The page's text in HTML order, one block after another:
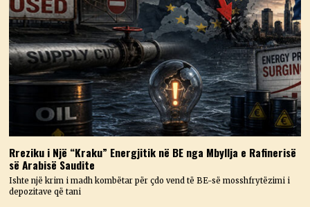
Rreziku i Një “Kraku” Energjitik në BE nga Mbyllja e Rafinerisë
së Arabisë Saudite
Ishte një krim i madh kombëtar për çdo vend të BE-së mosshfrytëzimi i
depozitave që tani